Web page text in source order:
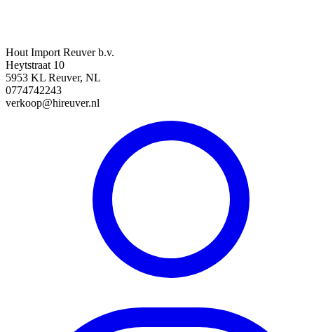
Hout Import Reuver b.v.
Heytstraat 10
5953 KL Reuver, NL
0774742243
verkoop@hireuver.nl